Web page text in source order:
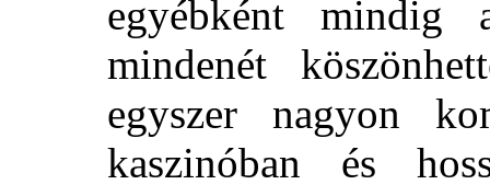
egyébként mindig
mindenét
egyszer nagyon
kaszinóban és